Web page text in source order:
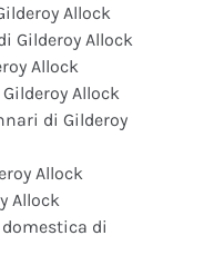
Allock
Gilderoy Allock
Allock
Allock
di Gilderoy
Allock
Allock
di